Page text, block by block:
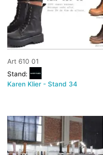
Art 610 01
Stand:
Karen Klier - Stand 34